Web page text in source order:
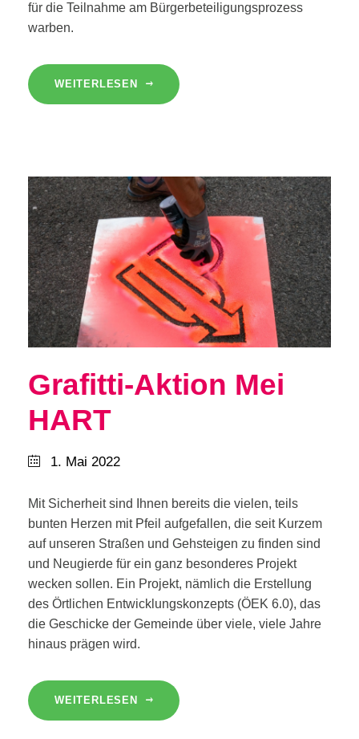
für die Teilnahme am Bürgerbeteiligungsprozess
warben.
WEITERLESEN
Grafitti-Aktion Mei
HART
1. Mai 2022
Mit Sicherheit sind Ihnen bereits die vielen, teils
bunten Herzen mit Pfeil aufgefallen, die seit Kurzem
auf unseren Straßen und Gehsteigen zu finden sind
und Neugierde für ein ganz besonderes Projekt
wecken sollen. Ein Projekt, nämlich die Erstellung
des Örtlichen Entwicklungskonzepts (ÖEK 6.0), das
die Geschicke der Gemeinde über viele, viele Jahre
hinaus prägen wird.
WEITERLESEN